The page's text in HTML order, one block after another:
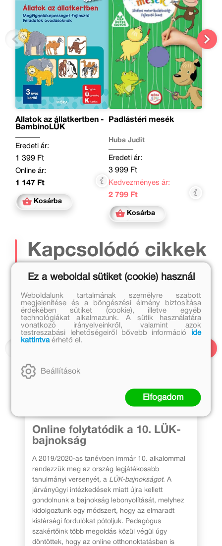
Állatok az állatkertben -
BambinoLÜK
Eredeti ár:
1 399 Ft
Online ár:
1 147 Ft
Kosárba
Padlástéri mesék
Huba Judit
Eredeti ár:
3 999 Ft
Kedvezményes ár:
2 799 Ft
Kosárba
Kapcsolódó cikkek
Online folytatódik a 10. LÜK-
bajnokság
A 2019/2020-as tanévben immár 10. alkalommal
rendezzük meg az ország legjátékosabb
tanulmányi versenyét, a LÜK-bajnokságot. A
járványügyi intézkedések miatt újra kellett
gondolnunk a bajnokság lebonyolítását, melyhez
kidolgoztunk egy módszert, hogy az elmaradt
kistérségi fordulókat pótoljuk. Pedagógus
szakértőink több megoldás közül végül úgy
döntöttek, hogy az online otthonoktatásban is
Ez a weboldal sütiket (cookie) használ
Weboldalunk tartalmának személyre szabott
megjelenítése és a böngészési élmény biztosítása
érdekében sütiket (cookie), illetve egyéb
technológiákat alkalmazunk. A sütik használatára
vonatkozó irányelveinkről, valamint azok
testreszabási lehetőségeiről bővebb információ
ide
kattintvaérhető el.
Beállítások
Elfogadom